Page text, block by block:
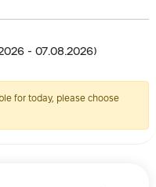
- 07.08.2026)
for today, please choose